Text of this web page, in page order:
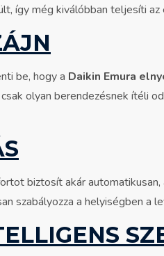
így még kiválóbban teljesíti
be, hogy a Daikin Emura
olyan berendezésnek ítéli
biztosít akár automatikusan,
szabályozza a helyiségben a